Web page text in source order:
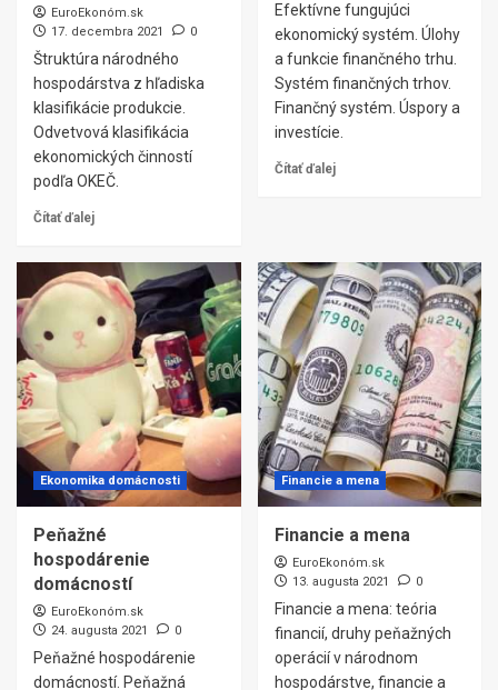
EuroEkonóm.sk
17. decembra 2021
0
Štruktúra národného
hospodárstva z hľadiska
klasifikácie produkcie.
Odvetvová klasifikácia
ekonomických činností
podľa OKEČ.
Čítať ďalej
Efektívne fungujúci
ekonomický systém. Úlohy
a funkcie finančného trhu.
Systém finančných trhov.
Finančný systém. Úspory a
investície.
Čítať ďalej
Ekonomika domácnosti
Peňažné
hospodárenie
domácností
EuroEkonóm.sk
24. augusta 2021
0
Peňažné hospodárenie
domácností. Peňažná
Financie a mena
Financie a mena
EuroEkonóm.sk
13. augusta 2021
0
Financie a mena: teória
financií, druhy peňažných
operácií v národnom
hospodárstve, financie a